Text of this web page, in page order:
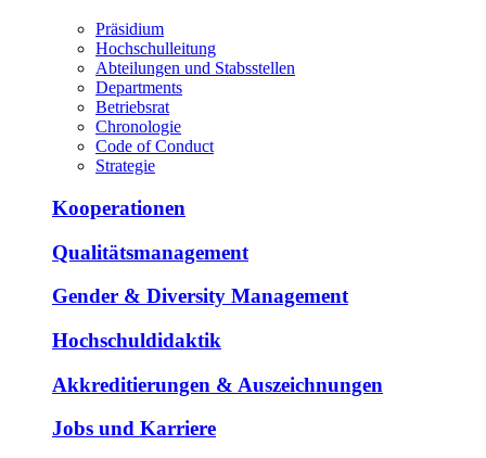
Präsidium
Hochschulleitung
Abteilungen und Stabsstellen
Departments
Betriebsrat
Chronologie
Code of Conduct
Strategie
Kooperationen
Qualitätsmanagement
Gender & Diversity Management
Hochschuldidaktik
Akkreditierungen & Auszeichnungen
Jobs und Karriere